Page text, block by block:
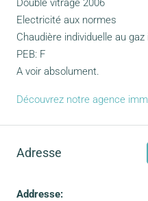
Double vitrage 2006
Electricité aux normes
Chaudière individuelle au
PEB: F
A voir absolument.
Découvrez notre agence
Adresse
Addresse: